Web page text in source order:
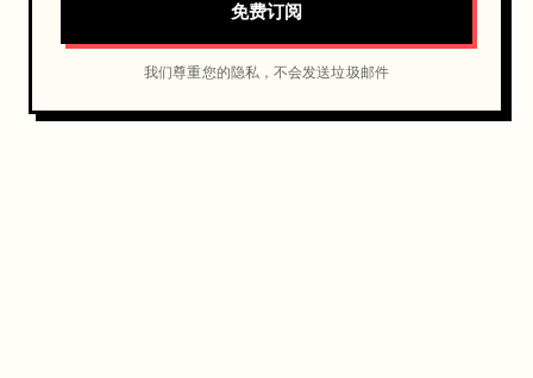
免费订阅
我们尊重您的隐私，不会发送垃圾邮件